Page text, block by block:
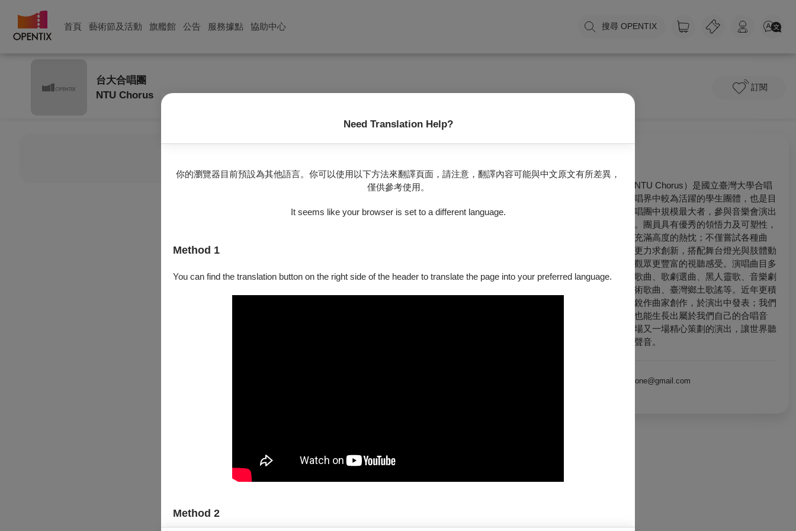
首頁 藝術節及活動 旗艦館 公告 服務據點 協助中心 搜尋 OPENTIX
Need Translation Help?
你的瀏覽器目前預設為其他語言。你可以使用以下方法來翻譯頁面，請注意，翻譯內容可能與中文原文有所差異，
僅供參考使用。
It seems like your browser is set to a different language.
Method 1
You can find the translation button on the right side of the header to translate the page into your preferred language.
Method 2
台大合唱團
NTU Chorus
訂閱
台大合唱團（NTU Chorus）是國立臺灣大學合唱
團，為臺灣合唱界中較為活躍的學生團體，也是目
前大專院校合唱團中規模最大者，參與音樂會演出
人數多逾百人。團員具有優秀的領悟力及可塑性，
並且對於音樂充滿高度的熱忱；不僅嘗試各種曲
目，演出形式更力求創新，搭配舞台燈光與肢體動
作設計，帶給觀眾更豐富的視聽感受。演唱曲目多
元，涵蓋宗教歌曲、歌劇選曲、黑人靈歌、音樂劇
選粹、中國藝術歌曲、臺灣鄉土歌謠等。近年更積
極委託臺灣新銳作曲家創作，於演出中發表；我們
期盼這片土地也能生長出屬於我們自己的合唱音
樂，並透過一場又一場精心策劃的演出，讓世界聽
ntuchorusone@gmail.com